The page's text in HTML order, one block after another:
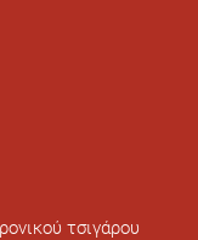
τσιγάρου